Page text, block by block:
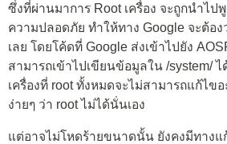
ซึ่งที่ผ่านมาการ Root เครื่อง จะถูกนำไป
ความปลอดภัย ทำให้ทาง Google จะต้อ
เลย โดยโค้ดที่ Google ส่งเข้าไปยัง
สามารถเข้าไปเขียนข้อมูลใน /system/
เครื่องที่ root ทั้งหมดจะไม่สามารถแก้ไข
ง่ายๆ ว่า root ไม่ได้นั่นเอง
แต่อาจไม่โหดร้ายขนาดนั้น ยังคงมีทางแ